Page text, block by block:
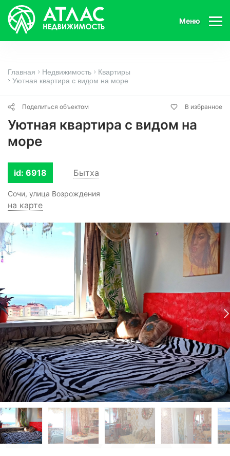
Меню
Главная Недвижимость
Квартиры
Уютная квартира с видом на море
Поделиться объектом В избранное
Уютная квартира с видом на
море
id: 6918 Бытха
Сочи, улица Возрождения
на карте